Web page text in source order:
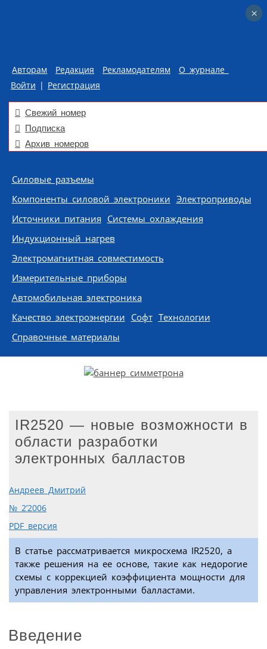
Авторам Редакция Рекламодателям
О журнале
Войти | Регистрация
Свежий номер
Подписка
Архив номеров
Skip to content
Силовые разъемы
Компоненты силовой электроники Электроприводы
Источники питания Системы охлаждения
Индукционный нагрев
Электромагнитная совместимость
Измерительные приборы
Автомобильная электроника
Качество электроэнергии Софт Технологии
Справочные материалы
IR2520 — новые возможности в
области разработки
электронных балластов
Андреев Дмитрий
№ 2’2006
PDF версия
В статье рассматривается микросхема IR2520, а
также решения на ее основе, такие как недорогие
схемы с коррекцией коэффициента мощности для
управления электронными балластами.
Введение
×
×